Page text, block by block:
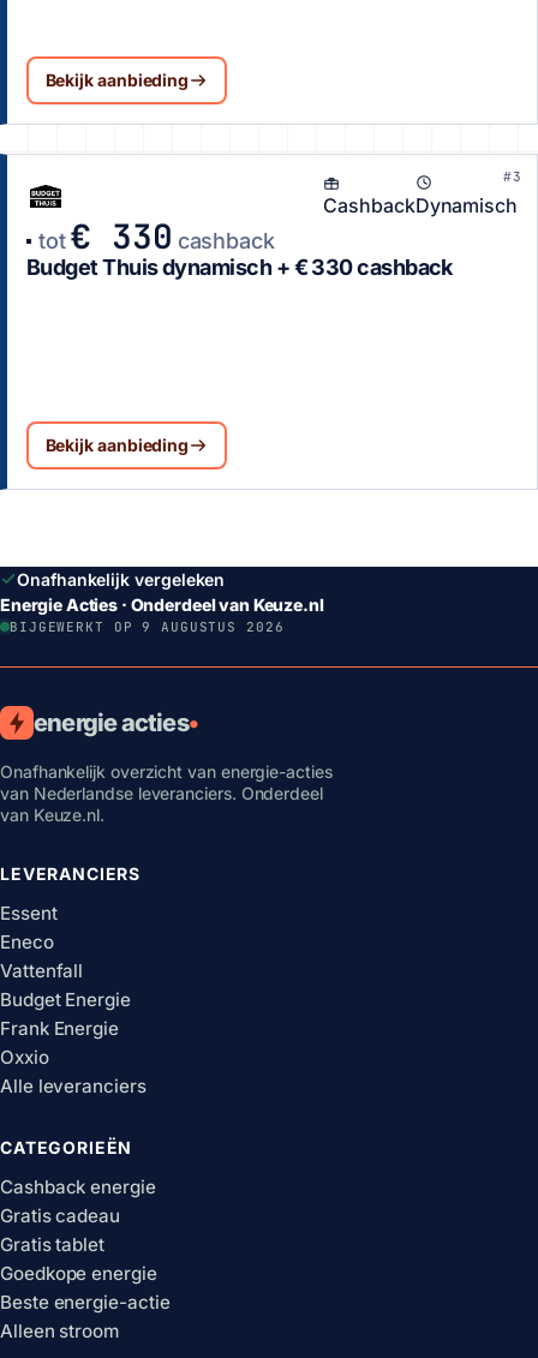
Bekijk aanbieding
#3
CashbackDynamisch
tot € 330 cashback
Budget Thuis dynamisch + € 330 cashback
Bekijk aanbieding
Onafhankelijk vergeleken
Energie Acties · Onderdeel van Keuze.nl
BIJGEWERKT OP 9 AUGUSTUS 2026
energie acties•
Onafhankelijk overzicht van energie-acties
van Nederlandse leveranciers. Onderdeel
van Keuze.nl.
LEVERANCIERS
Essent
Eneco
Vattenfall
Budget Energie
Frank Energie
Oxxio
Alle leveranciers
CATEGORIEËN
Cashback energie
Gratis cadeau
Gratis tablet
Goedkope energie
Beste energie-actie
Alleen stroom